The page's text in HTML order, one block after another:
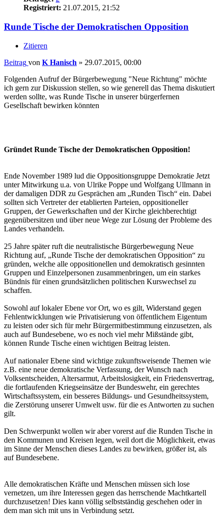
Registriert: 21.07.2015, 21:52
Runde Tische der Demokratischen Opposition
Zitieren
Beitrag von K Hanisch » 29.07.2015, 00:00
Folgenden Aufruf der Bürgerbewegung "Neue Richtung" möchte
ich gern zur Diskussion stellen, so wie generell das Thema diskutiert
werden sollte, was Runde Tische in unserer bürgerfernen
Gesellschaft bewirken könnten
Gründet Runde Tische der Demokratischen Opposition!
Ende November 1989 lud die Oppositionsgruppe Demokratie Jetzt
unter Mitwirkung u.a. von Ulrike Poppe und Wolfgang Ullmann in
der damaligen DDR zu Gesprächen am „Runden Tisch“ ein. Dabei
sollten sich Vertreter der etablierten Parteien, oppositioneller
Gruppen, der Gewerkschaften und der Kirche gleichberechtigt
gegenübersitzen und über neue Wege zur Lösung der Probleme des
Landes verhandeln.
25 Jahre später ruft die neutralistische Bürgerbewegung Neue
Richtung auf, „Runde Tische der demokratischen Opposition“ zu
gründen, welche alle oppositionellen und demokratisch gesinnten
Gruppen und Einzelpersonen zusammenbringen, um ein starkes
Bündnis für einen grundsätzlichen politischen Kurswechsel zu
schaffen.
Sowohl auf lokaler Ebene vor Ort, wo es gilt, Widerstand gegen
Fehlentwicklungen wie Privatisierung von öffentlichem Eigentum
zu leisten oder sich für mehr Bürgermitbestimmung einzusetzen, als
auch auf Bundesebene, wo es noch viel mehr Mißstände gibt,
können Runde Tische einen wichtigen Beitrag leisten.
Auf nationaler Ebene sind wichtige zukunftsweisende Themen wie
z.B. eine neue demokratische Verfassung, der Wunsch nach
Volksentscheiden, Altersarmut, Arbeitslosigkeit, ein Friedensvertrag,
die fortlaufenden Kriegseinsätze der Bundeswehr, ein gerechtes
Wirtschaftssystem, ein besseres Bildungs- und Gesundheitssystem,
die Zerstörung unserer Umwelt usw. für die es Antworten zu suchen
gilt.
Den Schwerpunkt wollen wir aber vorerst auf die Runden Tische in
den Kommunen und Kreisen legen, weil dort die Möglichkeit, etwas
im Sinne der Menschen dieses Landes zu bewirken, größer ist, als
auf Bundesebene.
Alle demokratischen Kräfte und Menschen müssen sich lose
vernetzen, um ihre Interessen gegen das herrschende Machtkartell
durchzusetzen! Dies kann völlig selbstständig geschehen oder in
dem man sich mit uns in Verbindung setzt.